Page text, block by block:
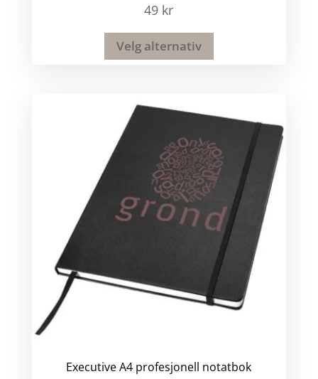
49 kr
Velg alternativ
Executive A4 profesjonell notatbok